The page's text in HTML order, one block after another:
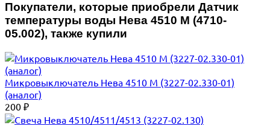
Покупатели, которые приобрели Датчик
температуры воды Нева 4510 М (4710-
05.002), также купили
Микровыключатель Нева 4510 М (3227-02.330-01)
(аналог)
200 ₽